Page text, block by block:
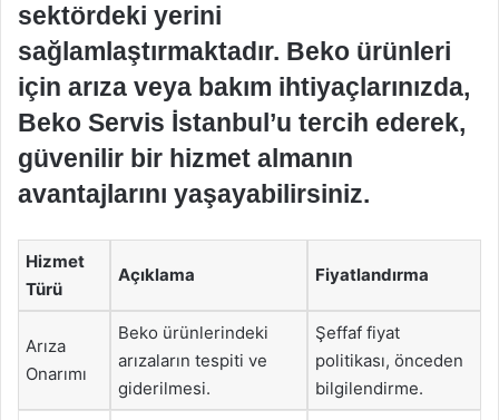
sektördeki yerini
sağlamlaştırmaktadır. Beko ürünleri
için arıza veya bakım ihtiyaçlarınızda,
Beko Servis İstanbul’u tercih ederek,
güvenilir bir hizmet almanın
avantajlarını yaşayabilirsiniz.
Hizmet
Türü
Açıklama Fiyatlandırma
Arıza
Onarımı
Beko ürünlerindeki
arızaların tespiti ve
giderilmesi.
Şeffaf fiyat
politikası, önceden
bilgilendirme.